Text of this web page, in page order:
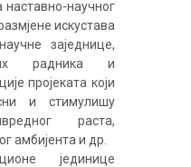
научног
искустава
заједнице,
радника и
пројеката који
и стимулишу
раста,
амбијента и др.
јединице